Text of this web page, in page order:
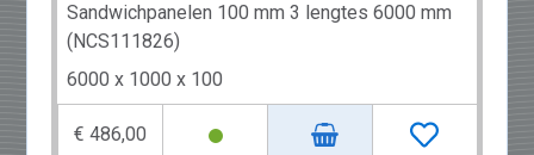
Sandwichpanelen 100 mm 3 lengtes 6000 mm
(NCS111826)
6000 x 1000 x 100
€ 486,00